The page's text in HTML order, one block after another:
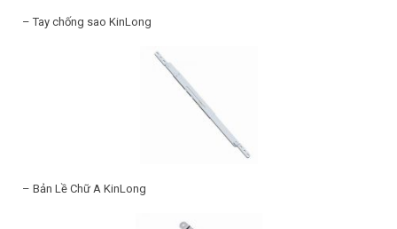
– Tay chống sao KinLong
– Bản Lề Chữ A KinLong